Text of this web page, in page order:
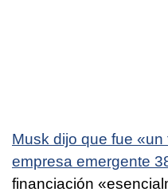
Musk dijo que fue
empresa emergente
financiación